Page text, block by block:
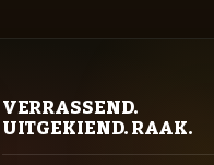
VERRASSEND.
UITGEKIEND. RAAK.